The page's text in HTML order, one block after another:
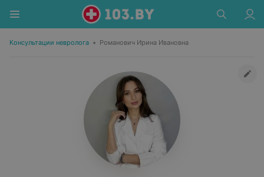
Консультации невролога • Романович Ирина Ивановна